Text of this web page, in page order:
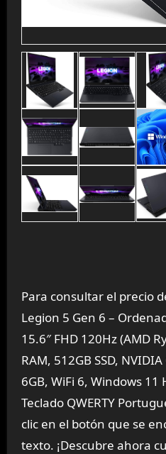
Para consultar el precio
Legion 5 Gen 6 –
15.6″ FHD 120Hz (AMD
RAM, 512GB SSD,
6GB, WiFi 6, Windows
Teclado QWERTY
clic en el botón que se
texto. ¡Descubre ahora